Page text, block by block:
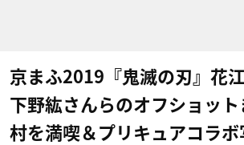
京まふ2019『鬼滅の刃』花
下野紘さんらのオフショッ
村を満喫＆プリキュアコラボ